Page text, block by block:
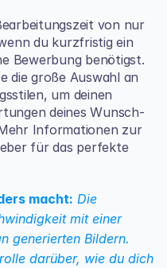
von nur
du kurzfristig ein
Bewerbung benötigst.
die große Auswahl an
um deinen
deines Wunsch-
Informationen zur
für das perfekte
macht: Die
mit einer
generierten Bildern.
darüber, wie du dich